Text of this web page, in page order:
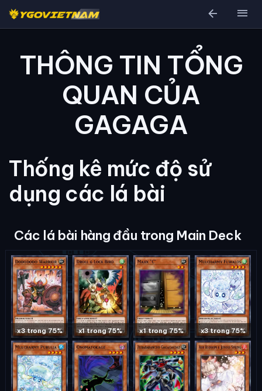
arrow_back menu
THÔNG TIN TỔNG
QUAN CỦA
GAGAGA
Thống kê mức độ sử
dụng các lá bài
Các lá bài hàng đầu trong Main Deck
x3 trong 75% x1 trong 75% x1 trong 75% x3 trong 75%